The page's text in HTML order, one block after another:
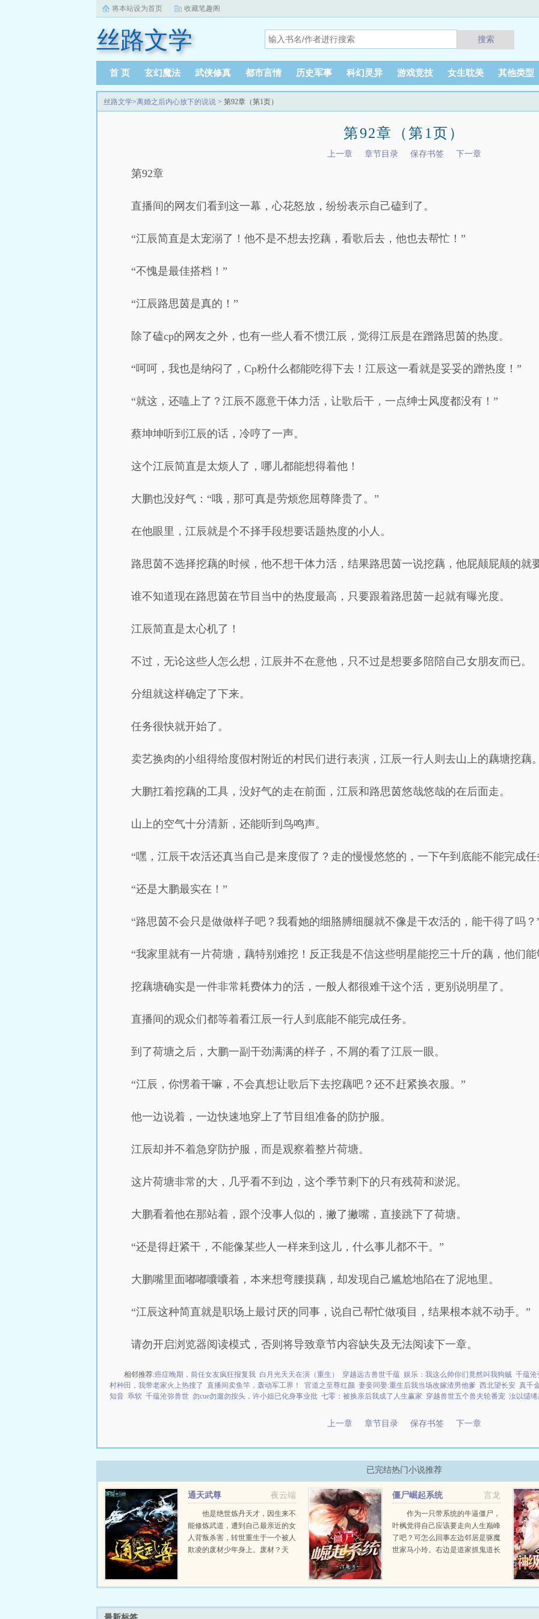
将本站设为首页 收藏笔趣阁
丝路文学 搜索
首 页 玄幻魔法 武侠修真 都市言情 历史军事 科幻灵异 游戏竞技 女生耽美 其他类型
丝路文学>离婚之后内心放下的说说 > 第92章（第1页）
第92章（第1页）
上一章 章节目录 保存书签 下一章
第92章
直播间的网友们看到这一幕，心花怒放，纷纷表示自己磕到了。
“江辰简直是太宠溺了！他不是不想去挖藕，看歌后去，他也去帮忙！”
“不愧是最佳搭档！”
“江辰路思茵是真的！”
除了磕cp的网友之外，也有一些人看不惯江辰，觉得江辰是在蹭路思茵的热度。
“呵呵，我也是纳闷了，Cp粉什么都能吃得下去！江辰这一看就是妥妥的蹭热度！”
“就这，还嗑上了？江辰不愿意干体力活，让歌后干，一点绅士风度都没有！”
蔡坤坤听到江辰的话，冷哼了一声。
这个江辰简直是太烦人了，哪儿都能想得着他！
大鹏也没好气：“哦，那可真是劳烦您屈尊降贵了。”
在他眼里，江辰就是个不择手段想要话题热度的小人。
路思茵不选择挖藕的时候，他不想干体力活，结果路思茵一说挖藕，他屁颠屁颠的就
谁不知道现在路思茵在节目当中的热度最高，只要跟着路思茵一起就有曝光度。
江辰简直是太心机了！
不过，无论这些人怎么想，江辰并不在意他，只不过是想要多陪陪自己女朋友而已。
分组就这样确定了下来。
任务很快就开始了。
卖艺换肉的小组得给度假村附近的村民们进行表演，江辰一行人则去山上的藕塘挖藕。
大鹏扛着挖藕的工具，没好气的走在前面，江辰和路思茵悠哉悠哉的在后面走。
山上的空气十分清新，还能听到鸟鸣声。
“嘿，江辰干农活还真当自己是来度假了？走的慢慢悠悠的，一下午到底能不能完成任
“还是大鹏最实在！”
“路思茵不会只是做做样子吧？我看她的细胳膊细腿就不像是干农活的，能干得了吗？
“我家里就有一片荷塘，藕特别难挖！反正我是不信这些明星能挖三十斤的藕，他们
挖藕塘确实是一件非常耗费体力的活，一般人都很难干这个活，更别说明星了。
直播间的观众们都等着看江辰一行人到底能不能完成任务。
到了荷塘之后，大鹏一副干劲满满的样子，不屑的看了江辰一眼。
“江辰，你愣着干嘛，不会真想让歌后下去挖藕吧？还不赶紧换衣服。”
他一边说着，一边快速地穿上了节目组准备的防护服。
江辰却并不着急穿防护服，而是观察着整片荷塘。
这片荷塘非常的大，几乎看不到边，这个季节剩下的只有残荷和淤泥。
大鹏看着他在那站着，跟个没事人似的，撇了撇嘴，直接跳下了荷塘。
“还是得赶紧干，不能像某些人一样来到这儿，什么事儿都不干。”
大鹏嘴里面嘟嘟囔囔着，本来想弯腰摸藕，却发现自己尴尬地陷在了泥地里。
“江辰这种简直就是职场上最讨厌的同事，说自己帮忙做项目，结果根本就不动手。”
请勿开启浏览器阅读模式，否则将导致章节内容缺失及无法阅读下一章。
相邻推荐:癌症晚期，前任女友疯狂报复我 白月光天天在演（重生） 穿越远古兽世千蕴 娱乐：我这么帅你们竟然叫我狗贼 千蕴沧
村种田，我带老家火上热搜了 直播间卖鱼竿，轰动军工界！ 官道之至尊红颜 妻妾同娶:重生后我当场改嫁渣男他爹 西北望长安 真千
知音 乖软 千蕴沧弥兽世 勿cue勿遛勿按头，许小姐已化身事业批 七零：被换亲后我成了人生赢家 穿越兽世五个兽夫轮番宠 汝以缱
上一章 章节目录 保存书签 下一章
已完结热门小说推荐
夜云端
通天武尊
他是绝世炼丹天才，因生来不
能修炼武道，遭到自己最亲近的女
人背叛杀害，转世重生于一个被人
欺凌的废材少年身上。废材？天
修又有何难！成就妖孽之道一路逆
言龙
僵尸崛起系统
作为一只带系统的牛逼僵尸，
叶枫觉得自己应该要走向人生巅峰
了吧？可怎么回事左边邻居是驱魔
世家马小玲。右边是道家抓鬼道长